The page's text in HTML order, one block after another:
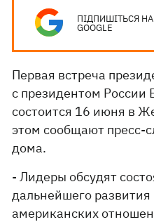
ПІДПИШІТЬСЯ
GOOGLE
Первая встреча
с президентом
состоится 16 июня в
этом сообщают пресс-
дома.
- Лидеры обсудят
дальнейшего развития
американских